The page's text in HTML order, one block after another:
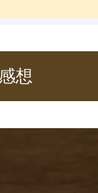
想